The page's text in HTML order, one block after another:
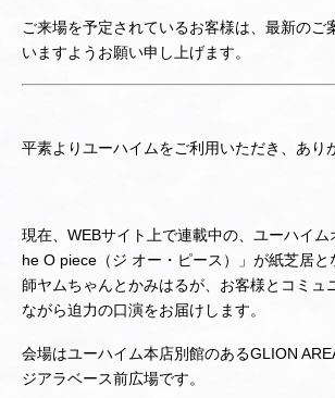
ご来場を予定されているお客様は、最新のご
いますようお願い申し上げます。
平素よりユーハイムをご利用いただき、あり
現在、WEBサイト上で連載中の、ユーハイ
he O piece（ジ オー・ピース）」が紙芝居と
師ヤムちゃんとかみはるが、お客様とコミュ
ながら迫力の口演をお届けします。
会場はユーハイム本店別館のあるGLION
ジアラベース前広場です。